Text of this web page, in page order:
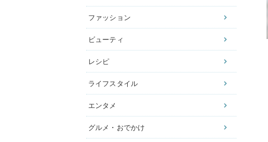
ファッション
ビューティ
レシピ
ライフスタイル
エンタメ
グルメ・おでかけ